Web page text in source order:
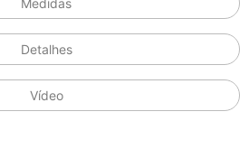
Detalhes
Vídeo